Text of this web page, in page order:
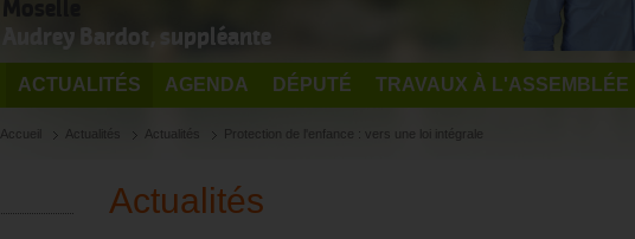
Audrey Bardot, suppléante
ACTUALITÉS AGENDA DÉPUTÉ TRAVAUX À L'ASSEMBLÉE
Accueil Actualités Actualités Protection de l'enfance : vers une loi intégrale
Actualités